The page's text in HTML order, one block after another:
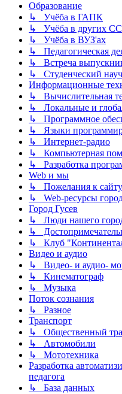
Образование
↳ Учёба в ГАПК
↳ Учёба в других
↳ Учёба в ВУЗ'ах
↳ Педагогическая
↳ Встреча
↳ Студенческий
Информационные
↳ Вычислительная
↳ Локальные и
↳ Программное
↳ Языки
↳ Интернет-радио
↳ Компьютерная
↳ Разработка
Web и мы
↳ Пожелания к
↳ Web-ресурсы
Город Гусев
↳ Люди нашего
↳
↳ Клуб
Видео и аудио
↳ Видео- и аудио-
↳ Кинематограф
↳ Музыка
Поток сознания
↳ Разное
Транспорт
↳ Общественный
↳ Автомобили
↳ Мототехника
Разработка
педагога
↳ База данных